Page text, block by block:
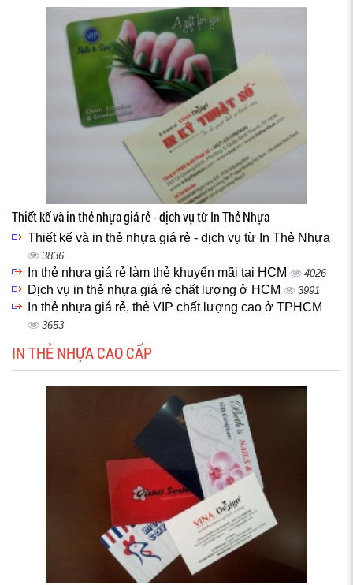
Thiết kế và in thẻ nhựa giá rẻ - dịch vụ từ In Thẻ Nhựa
Thiết kế và in thẻ nhựa giá rẻ - dịch vụ từ In Thẻ Nhựa
3836
In thẻ nhựa giá rẻ làm thẻ khuyến mãi tại HCM 4026
Dịch vụ in thẻ nhựa giá rẻ chất lượng ở HCM 3991
In thẻ nhựa giá rẻ, thẻ VIP chất lượng cao ở TPHCM
3653
IN THẺ NHỰA CAO CẤP